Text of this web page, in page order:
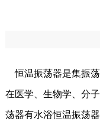
恒温振荡器是集振荡
在医学、生物学、分
荡器有水浴恒温振荡